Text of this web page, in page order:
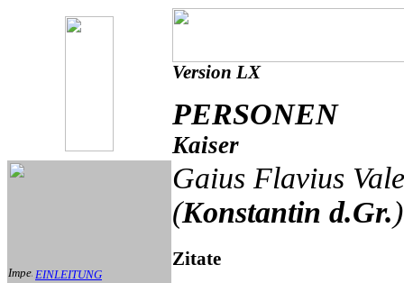
Version LX
PERSONEN
Kaiser
EINLEITUNG
Gaius Flavius
(Konstantin d.Gr.)
Zitate